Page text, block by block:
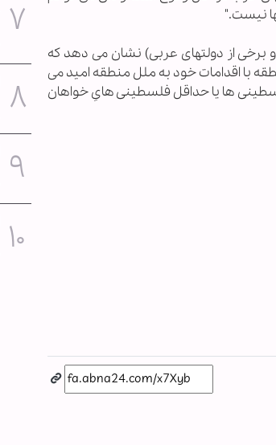
نیست."
برخی از دولتهای عربی) نشان می دهد که
با اقدامات خود به ملل منطقه امید می
ها یا حداقل فلسطینی هایِ خواهان